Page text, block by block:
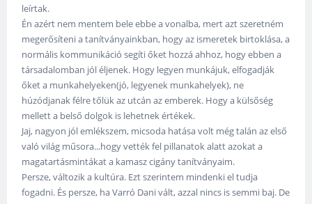
leírtak.
Én azért nem mentem bele ebbe a vonalba, mert azt szeretném
megerősíteni a tanítványainkban, hogy az ismeretek birtoklása, a
normális kommunikáció segíti őket hozzá ahhoz, hogy ebben a
társadalomban jól éljenek. Hogy legyen munkájuk, elfogadják
őket a munkahelyeken(jó, legyenek munkahelyek), ne
húzódjanak félre tőlük az utcán az emberek. Hogy a külsőség
mellett a belső dolgok is lehetnek értékek.
Jaj, nagyon jól emlékszem, micsoda hatása volt még talán az első
való világ műsora...hogy vették fel pillanatok alatt azokat a
magatartásmintákat a kamasz cigány tanítványaim.
Persze, változik a kultúra. Ezt szerintem mindenki el tudja
fogadni. És persze, ha Varró Dani vált, azzal nincs is semmi baj. De